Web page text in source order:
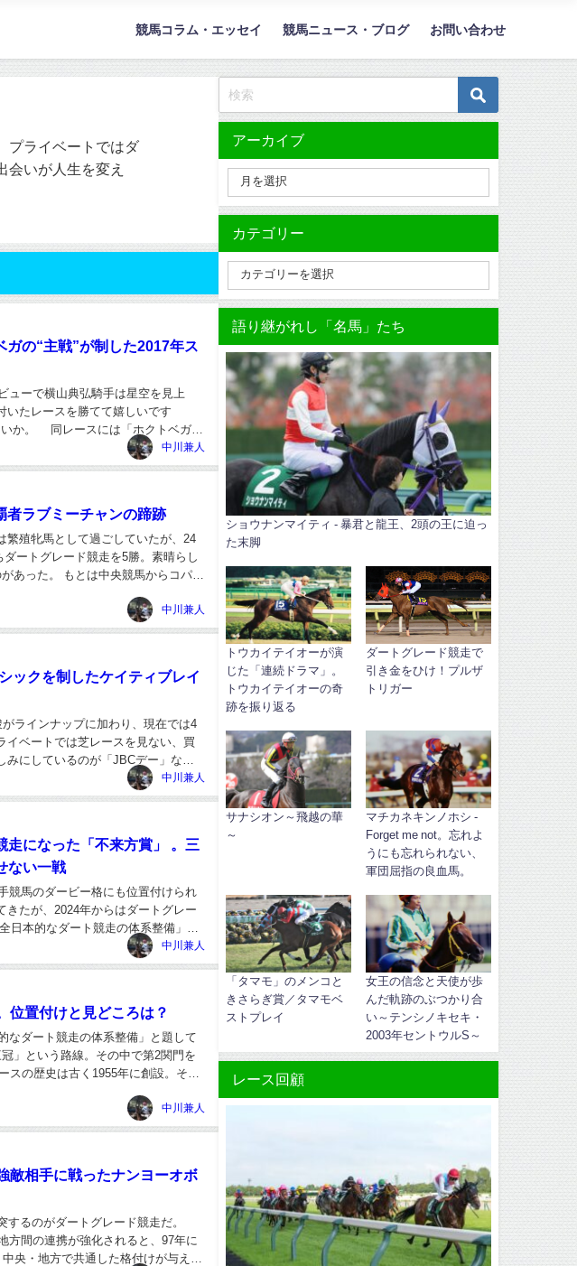
競馬コラム・エッセイ 競馬ニュース・ブログ お問い合わせ
プライベートではダ
会いが人生を変え
の“主戦”が制した2017年ス
ューで横山典弘騎手は星空を見上
いたレースを勝てて嬉しいです
か。 同レースには「ホクトベガメ
馬の...
中川兼人
者ラブミーチャンの蹄跡
繁殖牝馬として過ごしていたが、24
ートグレード競走を5勝。素晴らし
あった。 もとは中央競馬からコパノ
中川兼人
ックを制したケイティブレイ
ラインナップに加わり、現在では4
イベートでは芝レースを見ない、買
にしているのが「JBCデー」なの
中川兼人
走になった「不来方賞」 。三
ない一戦
競馬のダービー格にも位置付けられ
きたが、2024年からはダートグレー
日本的なダート競走の体系整備」。
中川兼人
位置付けと見どころは？
なダート競走の体系整備」と題して
」という路線。その中で第2関門を
の歴史は古く1955年に創設。その
中川兼人
敵相手に戦ったナンヨーオボ
るのがダートグレード競走だ。
方間の連携が強化されると、97年に
央・地方で共通した格付けが与えら
アーカイブ
カテゴリー
語り継がれし「名馬」たち
ショウナンマイティ - 暴君と龍王、2頭の王に迫っ
た末脚
トウカイテイオーが演
じた「連続ドラマ」。
トウカイテイオーの奇
跡を振り返る
ダートグレード競走で
引き金をひけ！プルザ
トリガー
サナシオン～飛越の華
～
マチカネキンノホシ -
Forget me not。忘れよ
うにも忘れられない、
軍団屈指の良血馬。
「タマモ」のメンコと
きさらぎ賞／タマモベ
ストプレイ
女王の信念と天使が歩
んだ軌跡のぶつかり合
い～テンシノキセキ・
2003年セントウルS～
レース回顧